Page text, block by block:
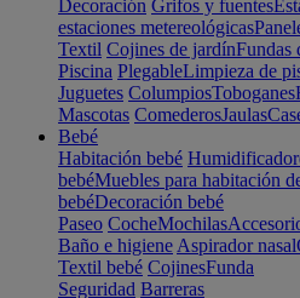
Decoración Grifos y fuentes
estaciones metereológicas
Textil Cojines de jardínFundas
Piscina PlegableLimpieza de
Juguetes ColumpiosToboganes
Mascotas ComederosJaulas
Bebé
Habitación bebé
bebéMuebles para habitación
bebéDecoración bebé
Paseo CocheMochilas
Baño e higiene Aspirador nasal
Textil bebé CojinesFunda
Seguridad Barreras